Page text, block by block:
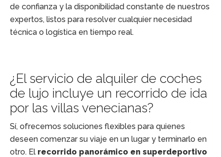
de confianza y la disponibilidad constante de nuestros
expertos, listos para resolver cualquier necesidad
técnica o logística en tiempo real.
¿El servicio de alquiler de coches
de lujo incluye un recorrido de ida
por las villas venecianas?
Sí, ofrecemos soluciones flexibles para quienes
deseen comenzar su viaje en un lugar y terminarlo en
otro. El recorrido panorámico en superdeportivo